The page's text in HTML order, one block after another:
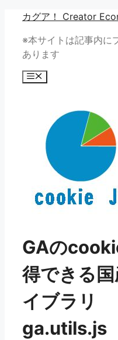
カグア！ Creator
※本サイトは記事内に
あります
メ
GAの
得できる国
イブラリ
ga.utils.js